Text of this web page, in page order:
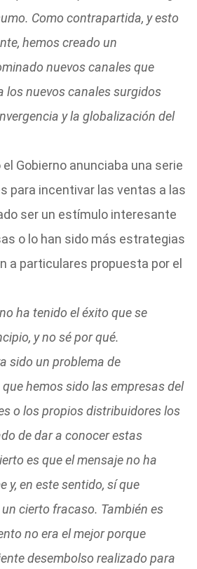
Como contrapartida, y esto
hemos creado un
nuevos canales que
los nuevos canales surgidos
y la globalización del
Gobierno anunciaba una serie
para incentivar las ventas a las
ser un estímulo interesante
o lo han sido más estrategias
a particulares propuesta por el
ha tenido el éxito que se
y no sé por qué.
sido un problema de
hemos sido las empresas del
o los propios distribuidores los
de dar a conocer estas
es que el mensaje no ha
y, en este sentido, sí que
cierto fracaso. También es
no era el mejor porque
desembolso realizado para